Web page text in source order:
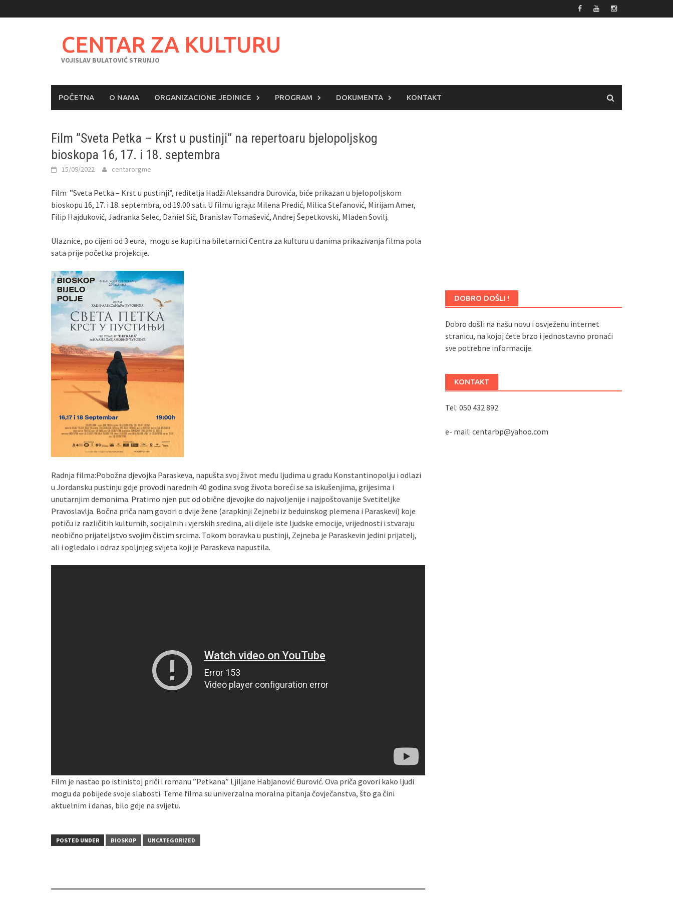
to
CENTAR ZA KULTURU
VOJISLAV BULATOVIĆ STRUNJO
POČETNA O NAMA ORGANIZACIONE JEDINICE PROGRAM DOKUMENTA KONTAKT
Film ”Sveta Petka – Krst u pustinji” na repertoaru bjelopoljskog
bioskopa 16, 17. i 18. septembra
15/09/2022 centarorgme
Film ”Sveta Petka – Krst u pustinji”, reditelja Hadži Aleksandra Đurovića, biće prikazan u bjelopoljskom
bioskopu 16, 17. i 18. septembra, od 19.00 sati. U filmu igraju: Milena Predić, Milica Stefanović, Mirijam Amer,
Filip Hajduković, Jadranka Selec, Daniel Sič, Branislav Tomašević, Andrej Šepetkovski, Mladen Sovilj.
Ulaznice, po cijeni od 3 eura, mogu se kupiti na biletarnici Centra za kulturu u danima prikazivanja filma pola
sata prije početka projekcije.
Radnja filma:Pobožna djevojka Paraskeva, napušta svoj život među ljudima u gradu Konstantinopolju i odlazi
u Jordansku pustinju gdje provodi narednih 40 godina svog života boreći se sa iskušenjima, grijesima i
unutarnjim demonima. Pratimo njen put od obične djevojke do najvoljenije i najpoštovanije Svetiteljke
Pravoslavlja. Bočna priča nam govori o dvije žene (arapkinji Zejnebi iz beduinskog plemena i Paraskevi) koje
potiču iz različitih kulturnih, socijalnih i vjerskih sredina, ali dijele iste ljudske emocije, vrijednosti i stvaraju
neobično prijateljstvo svojim čistim srcima. Tokom boravka u pustinji, Zejneba je Paraskevin jedini prijatelj,
ali i ogledalo i odraz spoljnjeg svijeta koji je Paraskeva napustila.
Film je nastao po istinistoj priči i romanu ”Petkana” Ljiljane Habjanović Đurović. Ova priča govori kako ljudi
mogu da pobijede svoje slabosti. Teme filma su univerzalna moralna pitanja čovječanstva, što ga čini
aktuelnim i danas, bilo gdje na svijetu.
POSTED UNDER BIOSKOP UNCATEGORIZED
DOBRO DOŠLI !
Dobro došli na našu novu i osvježenu internet
stranicu, na kojoj ćete brzo i jednostavno pronaći
sve potrebne informacije.
KONTAKT
Tel: 050 432 892
e- mail: centarbp@yahoo.com